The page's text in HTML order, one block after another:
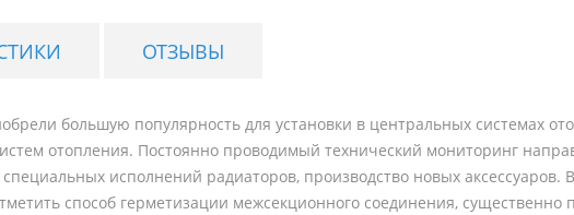
ОТЗЫВЫ
большую популярность для установки в центральных системах
отопления. Постоянно проводимый технический мониторинг
исполнений радиаторов, производство новых
способ герметизации межсекционного соединения,